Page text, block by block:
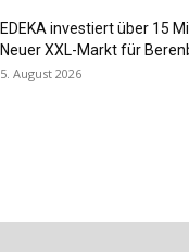
EDEKA investiert über 15
Neuer XXL-Markt für
5. August 2026